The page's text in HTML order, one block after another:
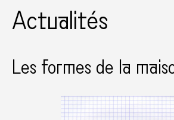
Actualités
Les formes de la